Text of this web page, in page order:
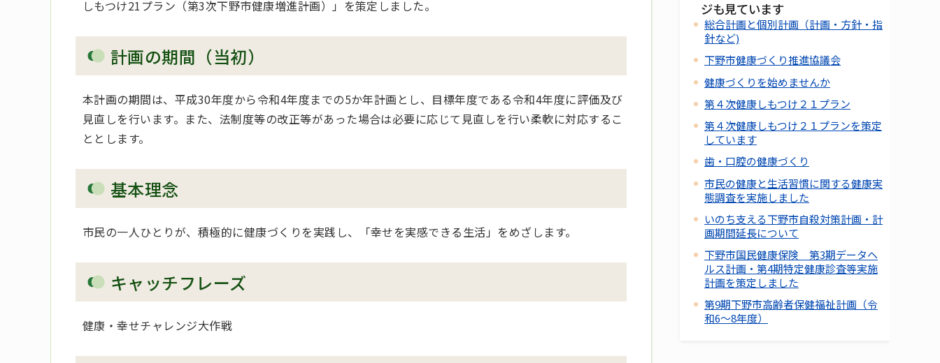
しもつけ21プラン（第3次下野市健康増進計画）」を策定しました。
計画の期間（当初）
本計画の期間は、平成30年度から令和4年度までの5か年計画とし、目標年度である令和4年度に評価及び
見直しを行います。また、法制度等の改正等があった場合は必要に応じて見直しを行い柔軟に対応するこ
ととします。
基本理念
市民の一人ひとりが、積極的に健康づくりを実践し、「幸せを実感できる生活」をめざします。
キャッチフレーズ
健康・幸せチャレンジ大作戦
ジも見ています
総合計画と個別計画（計画・方針・指
針など)
下野市健康づくり推進協議会
健康づくりを始めませんか
第４次健康しもつけ２１プラン
第４次健康しもつけ２１プランを策定
しています
歯・口腔の健康づくり
市民の健康と生活習慣に関する健康実
態調査を実施しました
いのち支える下野市自殺対策計画・計
画期間延長について
下野市国民健康保険 第3期データヘ
ルス計画・第4期特定健康診査等実施
計画を策定しました
第9期下野市高齢者保健福祉計画（令
和6～8年度）